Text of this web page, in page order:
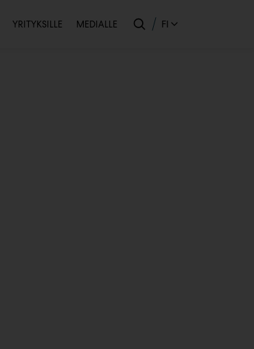
Toissijainen
YRITYKSILLE MEDIALLE FI